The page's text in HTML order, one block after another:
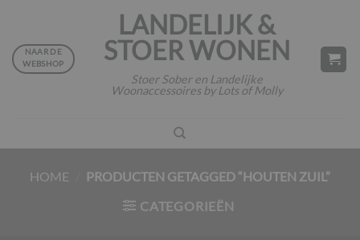
inhoud
LANDELIJK &
STOER WONEN
Stoer Sober en Landelijke
Woonaccessoires by Lots of Molly
NAAR DE
WEBSHOP
HOME
PRODUCTEN GETAGGED “HOUTEN ZUIL”
CATEGORIEËN